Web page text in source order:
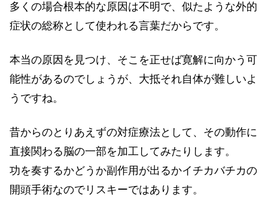
多くの場合根本的な原因は不明で、似たような外的
症状の総称として使われる言葉だからです。
本当の原因を見つけ、そこを正せば寛解に向かう可
能性があるのでしょうが、大抵それ自体が難しいよ
うですね。
昔からのとりあえずの対症療法として、その動作に
直接関わる脳の一部を加工してみたりします。
功を奏するかどうか副作用が出るかイチカバチカの
開頭手術なのでリスキーではあります。